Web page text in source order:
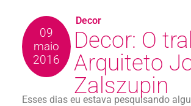
09
maio
2016
Decor: O
Arquiteto
Zalszupin
Esses dias eu estava pesquisando
Decor